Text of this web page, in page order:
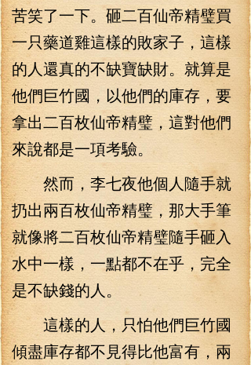
苦笑了一下。砸二百仙帝精璧買
一只藥道雞這樣的敗家子，這樣
的人還真的不缺寶缺財。就算是
他們巨竹國，以他們的庫存，要
拿出二百枚仙帝精璧，這對他們
來說都是一項考驗。
然而，李七夜他個人隨手就
扔出兩百枚仙帝精璧，那大手筆
就像將二百枚仙帝精璧隨手砸入
水中一樣，一點都不在乎，完全
是不缺錢的人。
這樣的人，只怕他們巨竹國
傾盡庫存都不見得比他富有，兩